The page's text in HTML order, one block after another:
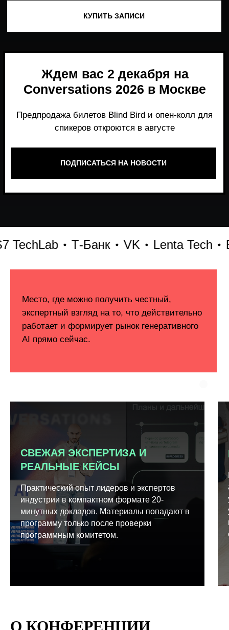
ПОДПИСАТЬСЯ НА НОВОСТИ
Т-Банк VK Lenta Tech
Место, где можно получить честный,
работает и формирует рынок генеративного
СВЕЖАЯ ЭКСПЕРТИЗА И
РЕАЛЬНЫЕ КЕЙСЫ
Практический опыт лидеров и экспертов
индустрии в компактном формате 20-
минутных докладов. Материалы попадают в
программу только после проверки
программным комитетом.
О КОНФЕРЕНЦИИ